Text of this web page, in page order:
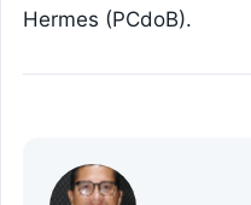
Hermes (PCdoB).